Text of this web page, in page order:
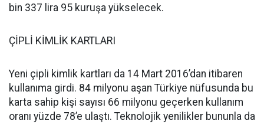
bin 337 lira 95 kuruşa yükselecek.
ÇİPLİ KİMLİK KARTLARI
Yeni çipli kimlik kartları da 14 Mart 2016’dan itibaren
kullanıma girdi. 84 milyonu aşan Türkiye nüfusunda bu
karta sahip kişi sayısı 66 milyonu geçerken kullanım
oranı yüzde 78’e ulaştı. Teknolojik yenilikler bununla da